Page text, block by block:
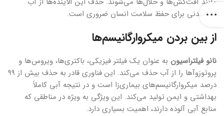
آشامیدنی برای حفظ سلامت انسان ضروری است.
از بین بردن میکروارگانیسم‌ها
نانو فیلتراسیون به عنوان یک فیلتر فیزیکی، باکتری‌ها، ویروس‌ها و
پروتوزوآها را از آب حذف می‌کند. این فناوری قادر به حذف بیش از ۹۹
درصد میکروارگانیسم‌های بیماری‌زا است و در نتیجه آبی کاملاً
بهداشتی و ایمن تولید می‌کند. این ویژگی به ویژه در مناطقی که
منابع آبی آلوده دارند، اهمیت بسیاری دارد.